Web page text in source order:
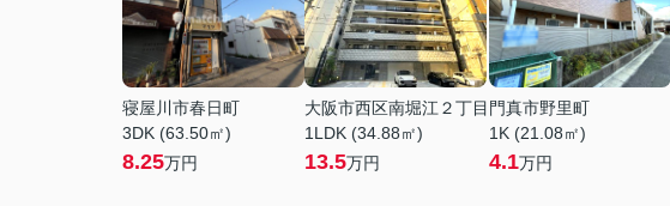
寝屋川市春日町
3DK (63.50㎡)
8.25万円
大阪市西区南堀江２丁目
1LDK (34.88㎡)
13.5万円
門真市野里町
1K (21.08㎡)
4.1万円